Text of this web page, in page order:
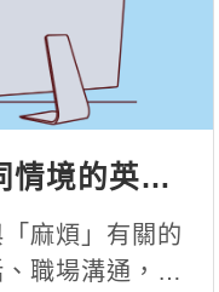
情境的英文
麻煩」有關的
職場溝通，還